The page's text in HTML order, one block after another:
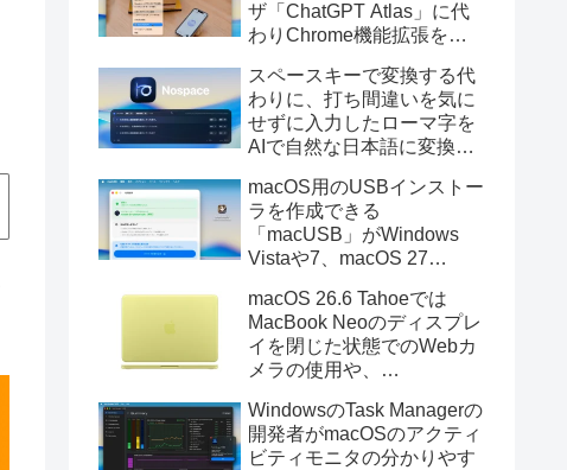
ザ「ChatGPT Atlas」に代
わりChrome機能拡張をア
画の質問やAsk ChatGPT機
能を追加。
スペースキーで変換する代
わりに、打ち間違いを気に
せずに入力したローマ字を
AIで自然な日本語に変換し
力アプリ「Nospace」がリ
リース。
macOS用のUSBインストー
ラを作成できる
「macUSB」がWindows
Vistaや7、macOS 27
トーラの作成に対応。
macOS 26.6 Tahoeでは
MacBook Neoのディスプレ
イを閉じた状態でのWebカ
メラの使用や、
利用しMacBook Neoを復元
する際の安定性が向上。
WindowsのTask Managerの
開発者がmacOSのアクティ
ビティモニタの分かりやす